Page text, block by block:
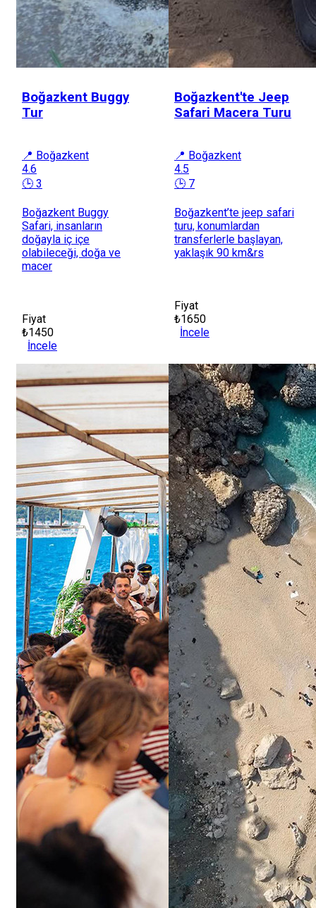
Boğazkent Buggy
Tur
📍 Boğazkent
4.6
🕒 3
Boğazkent Buggy
Safari, insanların
doğayla iç içe
olabileceği, doğa ve
macer
Fiyat
₺1450
İncele
Boğazkent'te Jeep
Safari Macera Turu
📍 Boğazkent
4.5
🕒 7
Boğazkent’te jeep safari
turu, konumlardan
transferlerle başlayan,
yaklaşık 90 km&rs
Fiyat
₺1650
İncele